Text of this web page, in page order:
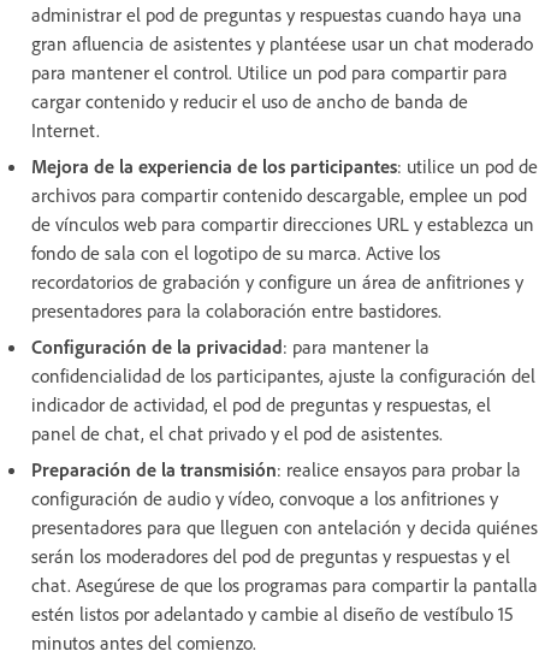
administrar el pod de preguntas y respuestas cuando haya una
gran afluencia de asistentes y plantéese usar un chat moderado
para mantener el control. Utilice un pod para compartir para
cargar contenido y reducir el uso de ancho de banda de
Internet.
Mejora de la experiencia de los participantes: utilice un pod de
archivos para compartir contenido descargable, emplee un pod
de vínculos web para compartir direcciones URL y establezca un
fondo de sala con el logotipo de su marca. Active los
recordatorios de grabación y configure un área de anfitriones y
presentadores para la colaboración entre bastidores.
Configuración de la privacidad: para mantener la
confidencialidad de los participantes, ajuste la configuración del
indicador de actividad, el pod de preguntas y respuestas, el
panel de chat, el chat privado y el pod de asistentes.
Preparación de la transmisión: realice ensayos para probar la
configuración de audio y vídeo, convoque a los anfitriones y
presentadores para que lleguen con antelación y decida quiénes
serán los moderadores del pod de preguntas y respuestas y el
chat. Asegúrese de que los programas para compartir la pantalla
estén listos por adelantado y cambie al diseño de vestíbulo 15
minutos antes del comienzo.